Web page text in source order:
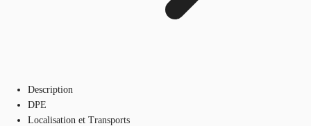
Description
DPE
Localisation et Transports